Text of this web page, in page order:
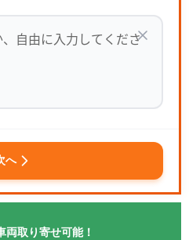
へ
両取り寄せ可能！